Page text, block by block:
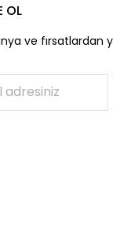
OL
ve fırsatlardan